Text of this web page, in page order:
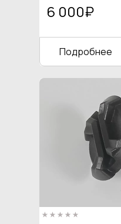
6 000₽
Подробнее